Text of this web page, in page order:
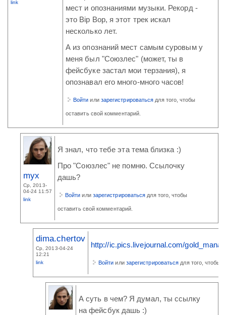
link
мест и опознаниями музыки. Рекорд -
это Bip Bop, я этот трек искал
несколько лет.
А из опознаний мест самым суровым у
меня был "Союзлес" (может, ты в
фейсбуке застал мои терзания), я
опознавал его много-много часов!
Войти или зарегистрироваться для того, чтобы
оставить свой комментарий.
myx
Ср, 2013-
04-24 11:57
link
Я знал, что тебе эта тема близка :)
Про "Союзлес" не помню. Ссылочку
дашь?
Войти или зарегистрироваться для того, чтобы
оставить свой комментарий.
dima.chertov
Ср, 2013-04-24
12:21
link
http://ic.pics.livejournal.com/
Войти или зарегистрироваться для того, чтобы
А суть в чем? Я думал, ты ссылку
на фейсбук дашь :)